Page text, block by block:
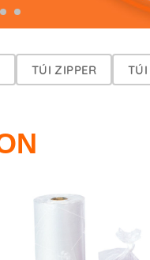
TÚI ZIPPER